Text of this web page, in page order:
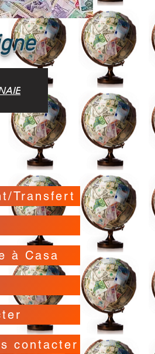
Transfert
à Casa
valeur de l'envoi pour l'assurer : Nous contacter